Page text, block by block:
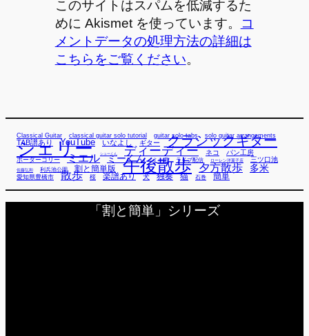
このサイトはスパムを低減するた
めに Akismet を使っています。
コ
メントデータの処理方法の詳細は
こちらをご覧ください。
Classical Guitar classical guitar solo tutorial guitar solo tabs solo guitar arrangements
TAB譜あり YouTube いなよし ギター クラシックギター
シェリー シューくん ディーディー ネコ パン工房
ボーダーコリー ミエル ミーくん ミー君 ライブ配信 ローレン洋菓子店 三ツ口池
佐藤弘和 利兵池公園 割と簡単版 午後散歩 夕方散歩 多米
愛知県豊橋市 散歩 桜 楽譜あり 犬 独奏 猫 石巻 簡単
「割と簡単」シリーズ